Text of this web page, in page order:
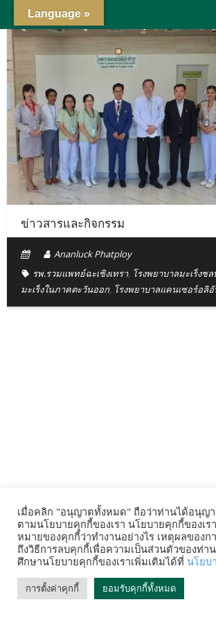
ข่าวสารและกิจกรรม
Ananluck Phatploy
รพ.รวมแพทย์ฉะเชิงเทรา, โรงพยาบาลมะเร็งชล
มะเร็งในภาคตะวันออก, โรงพยาบาลแคนเซอร์อลิ
เมื่อคลิก "อนุญาตทั้งหมด" ถือว่าท่านได้อนุญา
ตามนโยบายคุกกี้ของเรา นโยบายคุกกี้ของเร
หมายของคุกกี้ว่าทำงานอย่างไร เหตุผลของก
ถึงวิธีการลบคุกกี้เพื่อความเป็นส่วนตัวของท่า
ศึกษานโยบายคุกกี้ของเราเพิ่มเติมได้ที่ นโยบ
การตั้งค่าคุกกี้ ยอมรับคุกกี้ทั้งหมด
Language »